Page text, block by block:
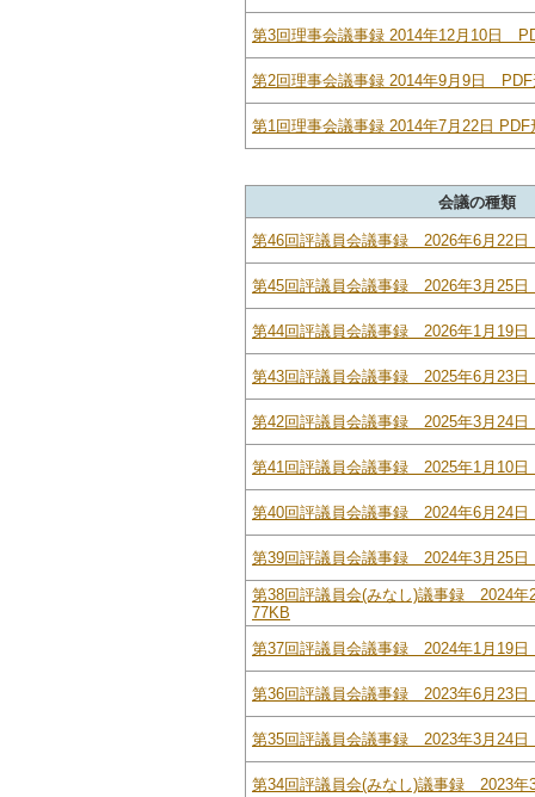
第3回理事会議事録 2014年12月10日
第2回理事会議事録 2014年9月9日
第1回理事会議事録 2014年7月22日
会議の種類
第46回評議員会議事録 2026年6月22
第45回評議員会議事録 2026年3月25
第44回評議員会議事録 2026年1月19
第43回評議員会議事録 2025年6月23
第42回評議員会議事録 2025年3月24
第41回評議員会議事録 2025年1月10
第40回評議員会議事録 2024年6月24
第39回評議員会議事録 2024年3月25
第38回評議員会(みなし)議事録 2024
77KB
第37回評議員会議事録 2024年1月19
第36回評議員会議事録 2023年6月23
第35回評議員会議事録 2023年3月24
第34回評議員会(みなし)議事録 2023